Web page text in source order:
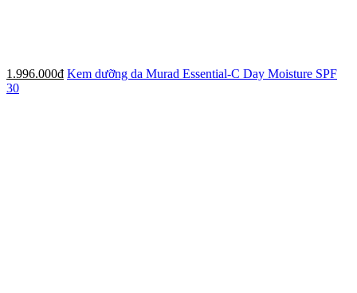
1.996.000đ Kem dưỡng da Murad Essential-C Day Moisture SPF
30